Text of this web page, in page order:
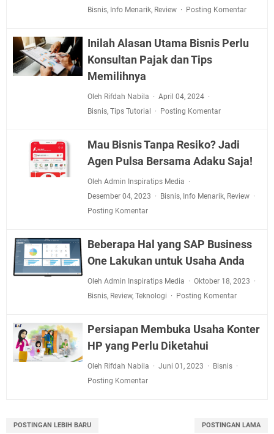
Bisnis, Info Menarik, Review Posting Komentar
Inilah Alasan Utama Bisnis Perlu
Konsultan Pajak dan Tips
Memilihnya
Oleh Rifdah Nabila
April 04, 2024
Bisnis, Tips Tutorial Posting Komentar
Mau Bisnis Tanpa Resiko? Jadi
Agen Pulsa Bersama Adaku Saja!
Oleh Admin Inspiratips Media
Desember 04, 2023
Bisnis, Info Menarik, Review
Posting Komentar
Beberapa Hal yang SAP Business
One Lakukan untuk Usaha Anda
Oleh Admin Inspiratips Media
Oktober 18, 2023
Bisnis, Review, Teknologi Posting Komentar
Persiapan Membuka Usaha Konter
HP yang Perlu Diketahui
Oleh Rifdah Nabila Juni 01, 2023
Bisnis
Posting Komentar
POSTINGAN LEBIH BARU POSTINGAN LAMA